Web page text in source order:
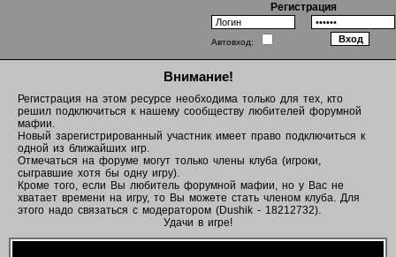
Регистрация
Автовход:
Внимание!
Регистрация на этом ресурсе необходима только для тех, кто
решил подключиться к нашему сообществу любителей форумной
мафии.
Новый зарегистрированный участник имеет право подключиться к
одной из ближайших игр.
Отмечаться на форуме могут только члены клуба (игроки,
сыгравшие хотя бы одну игру).
Кроме того, если Вы любитель форумной мафии, но у Вас не
хватает времени на игру, то Вы можете стать членом клуба. Для
этого надо связаться с модератором (Dushik - 18212732).
Удачи в игре!